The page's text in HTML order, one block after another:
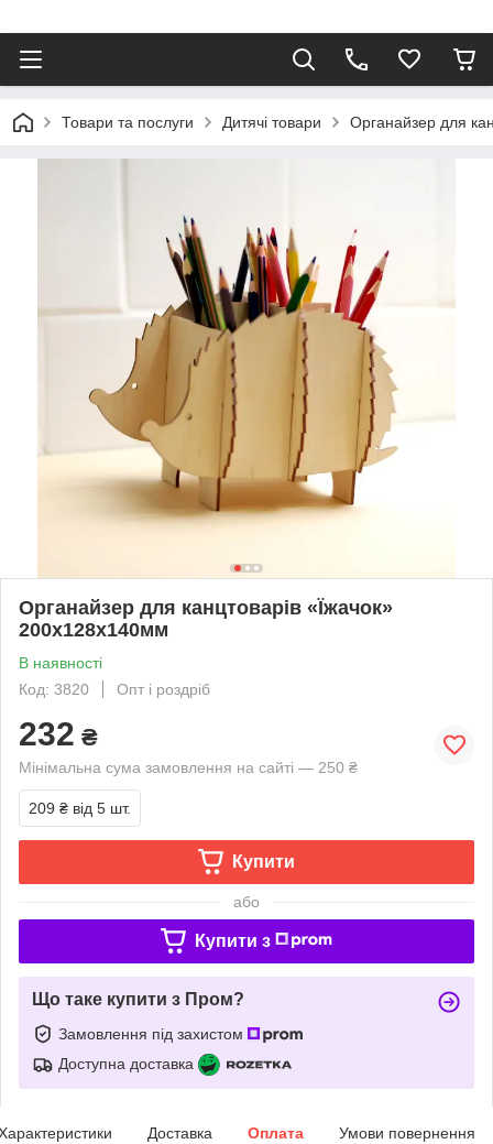
Товари та послуги Дитячі товари Органайзер для
Органайзер для канцтоварів «Їжачок»
200x128x140мм
В наявності
Код: 3820
Опт і роздріб
232 ₴
Мінімальна сума замовлення на сайті — 250 ₴
209 ₴ від 5 шт.
Купити
або
Купити з
Що таке купити з Пром?
Замовлення під захистом
Доступна доставка
Доставка Оплата Умови повернення